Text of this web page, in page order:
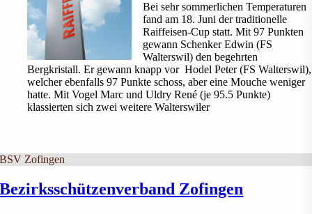
Bei sehr sommerlichen Temperaturen
fand am 18. Juni der traditionelle
Raiffeisen-Cup statt. Mit 97 Punkten
gewann Schenker Edwin (FS
Walterswil) den begehrten
Bergkristall. Er gewann knapp vor Hodel Peter (FS Walterswil),
welcher ebenfalls 97 Punkte schoss, aber eine Mouche weniger
hatte. Mit Vogel Marc und Uldry René (je 95.5 Punkte)
klassierten sich zwei weitere Walterswiler
BSV Zofingen
Bezirksschützenverband Zofingen